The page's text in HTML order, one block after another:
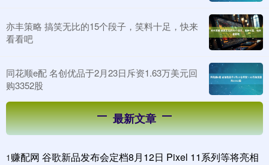
亦丰策略 搞笑无比的15个段子，笑料十足，快来
看看吧
同花顺e配 名创优品于2月23日斥资1.63万美元回
购3352股
最新文章
1 赚配网 谷歌新品发布会定档8月12日 Pixel 11系列等将亮相